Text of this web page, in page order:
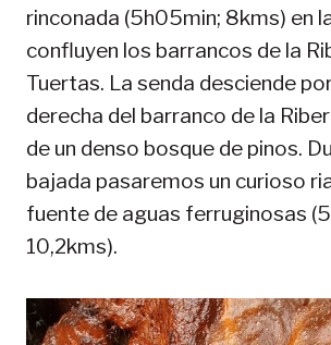
rinconada (5h05min; 8kms) en
confluyen los barrancos de la
Tuertas. La senda desciende
derecha del barranco de la
de un denso bosque de pinos.
bajada pasaremos un curioso
fuente de aguas ferruginosas
10,2kms).